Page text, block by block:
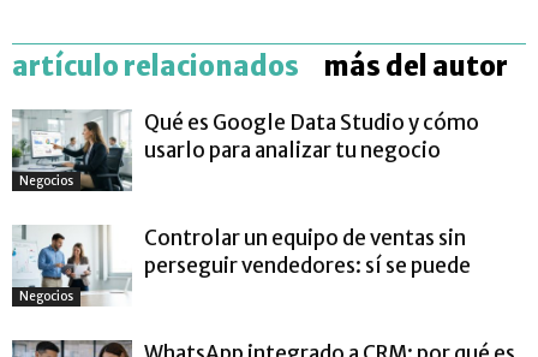
artículo relacionados más del autor
Negocios
Qué es Google Data Studio y cómo
usarlo para analizar tu negocio
Negocios
Controlar un equipo de ventas sin
perseguir vendedores: sí se puede